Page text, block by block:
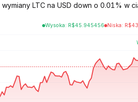
LTC na USD down o 0.01%
Wysoka: R$45.945456 Niska: R$